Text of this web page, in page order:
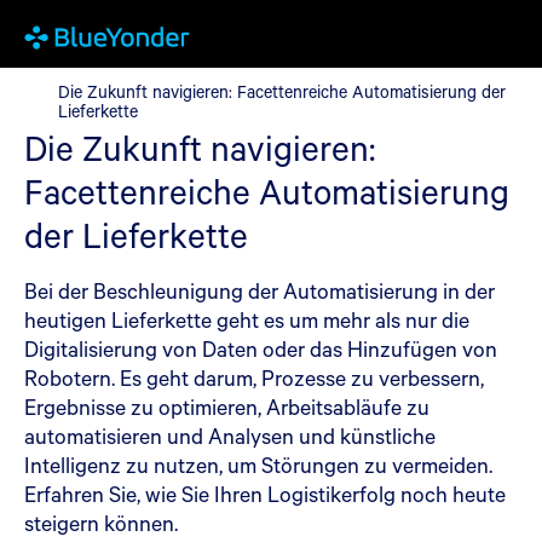
Die Zukunft navigieren: Facettenreiche Automatisierung der
Die Zukunft navigieren: Facettenreiche Automatisierung der
Lieferkette
Die Zukunft navigieren:
Facettenreiche Automatisierung
der Lieferkette
Bei der Beschleunigung der Automatisierung in der
heutigen Lieferkette geht es um mehr als nur die
Digitalisierung von Daten oder das Hinzufügen von
Robotern. Es geht darum, Prozesse zu verbessern,
Ergebnisse zu optimieren, Arbeitsabläufe zu
automatisieren und Analysen und künstliche
Intelligenz zu nutzen, um Störungen zu vermeiden.
Erfahren Sie, wie Sie Ihren Logistikerfolg noch heute
steigern können.